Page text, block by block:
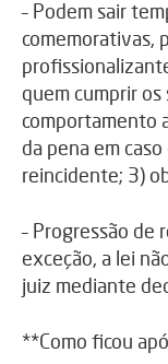
– Podem sair
comemorativas,
quem cumprir
comportamento
da pena em
reincidente; 3)
– Progressão de
exceção, a lei
juiz mediante
**Como ficou